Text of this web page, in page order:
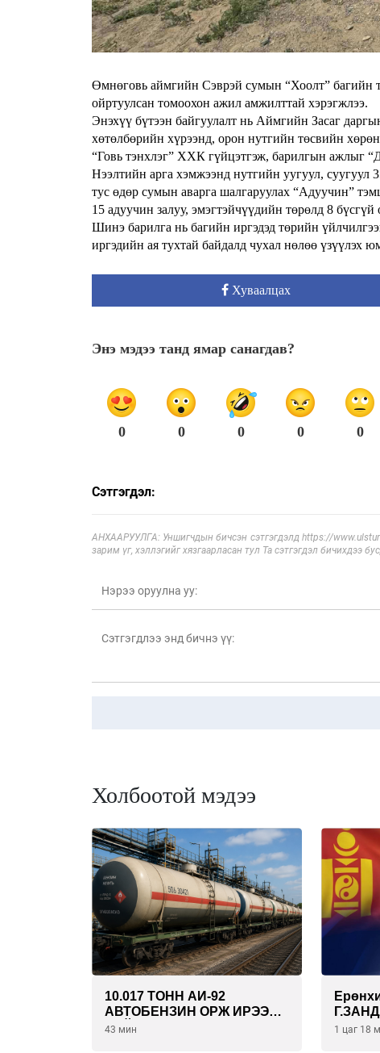
Өмнөговь аймгийн Сэврэй сумын “Хоолт” багийн
ойртуулсан томоохон ажил амжилттай хэрэгжлээ.
Энэхүү бүтээн байгуулалт нь Аймгийн Засаг
хөтөлбөрийн хүрээнд, орон нутгийн төсвийн
“Говь тэнхлэг” ХХК гүйцэтгэж, барилгын ажлыг
Нээлтийн арга хэмжээнд нутгийн уугуул, суугуул
тус өдөр сумын аварга шалгаруулах “Адуучин”
15 адуучин залуу, эмэгтэйчүүдийн төрөлд 8
Шинэ барилга нь багийн иргэдэд төрийн
иргэдийн ая тухтай байдалд чухал нөлөө үзүүлэх
Хуваалцах
Энэ мэдээ танд ямар санагдав?
0 0 0 0 0
Сэтгэгдэл:
АНХААРУУЛГА: Уншигчдын бичсэн сэтгэгдэлд https://
зарим үг, хэллэгийг хязгаарласан тул Та сэтгэгдэл бичихдээ
Холбоотой мэдээ
10.017 ТОНН АИ-92
АВТОБЕНЗИН ОРЖ ИРЭЭД
БАЙНА
43 мин 1 цаг 18